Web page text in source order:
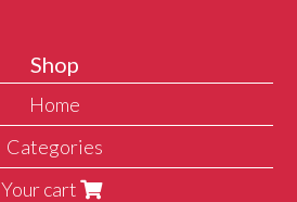
Shop
Home
Categories
Your cart